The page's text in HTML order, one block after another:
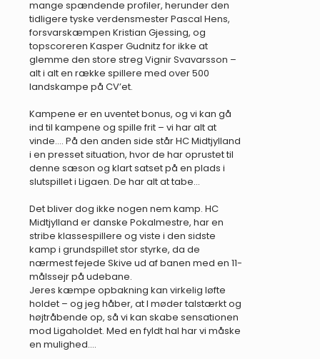
mange spændende profiler, herunder den
tidligere tyske verdensmester Pascal Hens,
forsvarskæmpen Kristian Gjessing, og
topscoreren Kasper Gudnitz for ikke at
glemme den store streg Vignir Svavarsson –
alt i alt en række spillere med over 500
landskampe på CV’et.
Kampene er en uventet bonus, og vi kan gå
ind til kampene og spille frit – vi har alt at
vinde…. På den anden side står HC Midtjylland
i en presset situation, hvor de har oprustet til
denne sæson og klart satset på en plads i
slutspillet i Ligaen. De har alt at tabe…
Det bliver dog ikke nogen nem kamp. HC
Midtjylland er danske Pokalmestre, har en
stribe klassespillere og viste i den sidste
kamp i grundspillet stor styrke, da de
nærmest fejede Skive ud af banen med en 11-
målssejr på udebane.
Jeres kæmpe opbakning kan virkelig løfte
holdet – og jeg håber, at I møder talstærkt og
højtråbende op, så vi kan skabe sensationen
mod Ligaholdet. Med en fyldt hal har vi måske
en mulighed….